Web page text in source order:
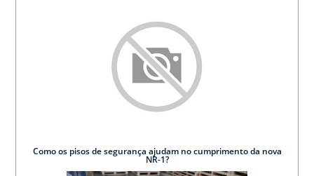
Como os pisos de segurança ajudam no cumprimento da nova
NR-1?